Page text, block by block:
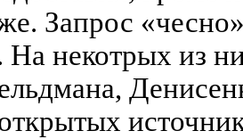
Запрос
На некотрых из